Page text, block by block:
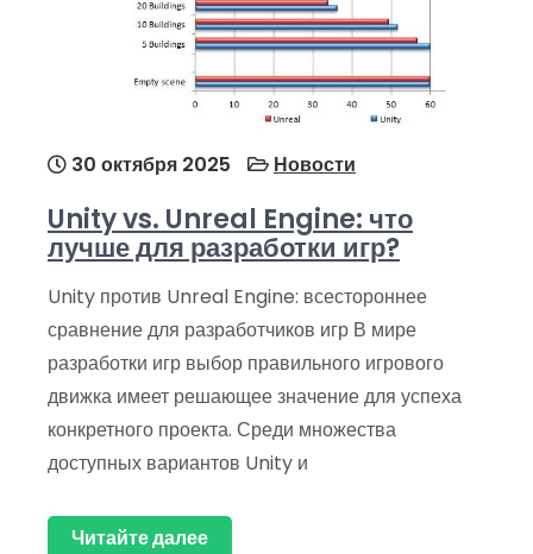
30 октября 2025 Новости
Unity vs. Unreal Engine: что
лучше для разработки игр?
Unity против Unreal Engine: всестороннее
сравнение для разработчиков игр В мире
разработки игр выбор правильного игрового
движка имеет решающее значение для успеха
конкретного проекта. Среди множества
доступных вариантов Unity и
Читайте далее